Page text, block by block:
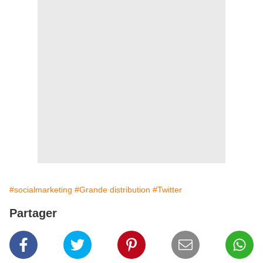
#socialmarketing #Grande distribution #Twitter
Partager